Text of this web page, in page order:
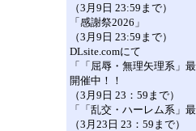
（3月9日 23:59まで）
「感謝祭2026」
（3月9日 23:59まで）
DLsite.comにて
「「屈辱・無理矢理系」
開催中！！
（3月9日 23：59まで）
「「乱交・ハーレム系」
（3月23日 23：59まで）